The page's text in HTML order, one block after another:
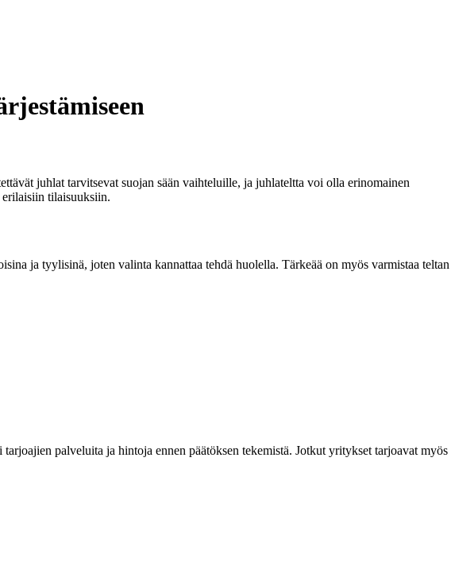
juhlat tarvitsevat suojan sään vaihteluille, ja juhlateltta voi olla erinomainen
erilaisiin tilaisuuksiin.
ja tyylisinä, joten valinta kannattaa tehdä huolella. Tärkeää on myös varmistaa teltan
palveluita ja hintoja ennen päätöksen tekemistä. Jotkut yritykset tarjoavat myös